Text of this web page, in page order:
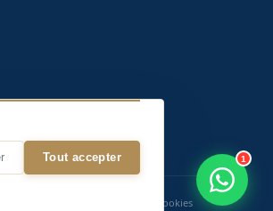
Gérer mes cookies
1
Tout accepter